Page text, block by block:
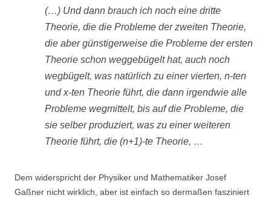
(…) Und dann brauch ich noch eine dritte
Theorie, die die Probleme der zweiten Theorie,
die aber günstigerweise die Probleme der ersten
Theorie schon weggebügelt hat, auch noch
wegbügelt, was natürlich zu einer vierten, n-ten
und x-ten Theorie führt, die dann irgendwie alle
Probleme wegmittelt, bis auf die Probleme, die
sie selber produziert, was zu einer weiteren
Theorie führt, die (n+1)-te Theorie, …
Dem widerspricht der Physiker und Mathematiker Josef
Gaßner nicht wirklich, aber ist einfach so dermaßen fasziniert